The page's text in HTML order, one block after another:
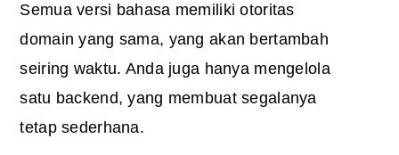
Semua versi bahasa memiliki otoritas
domain yang sama, yang akan bertambah
seiring waktu. Anda juga hanya mengelola
satu backend, yang membuat segalanya
tetap sederhana.